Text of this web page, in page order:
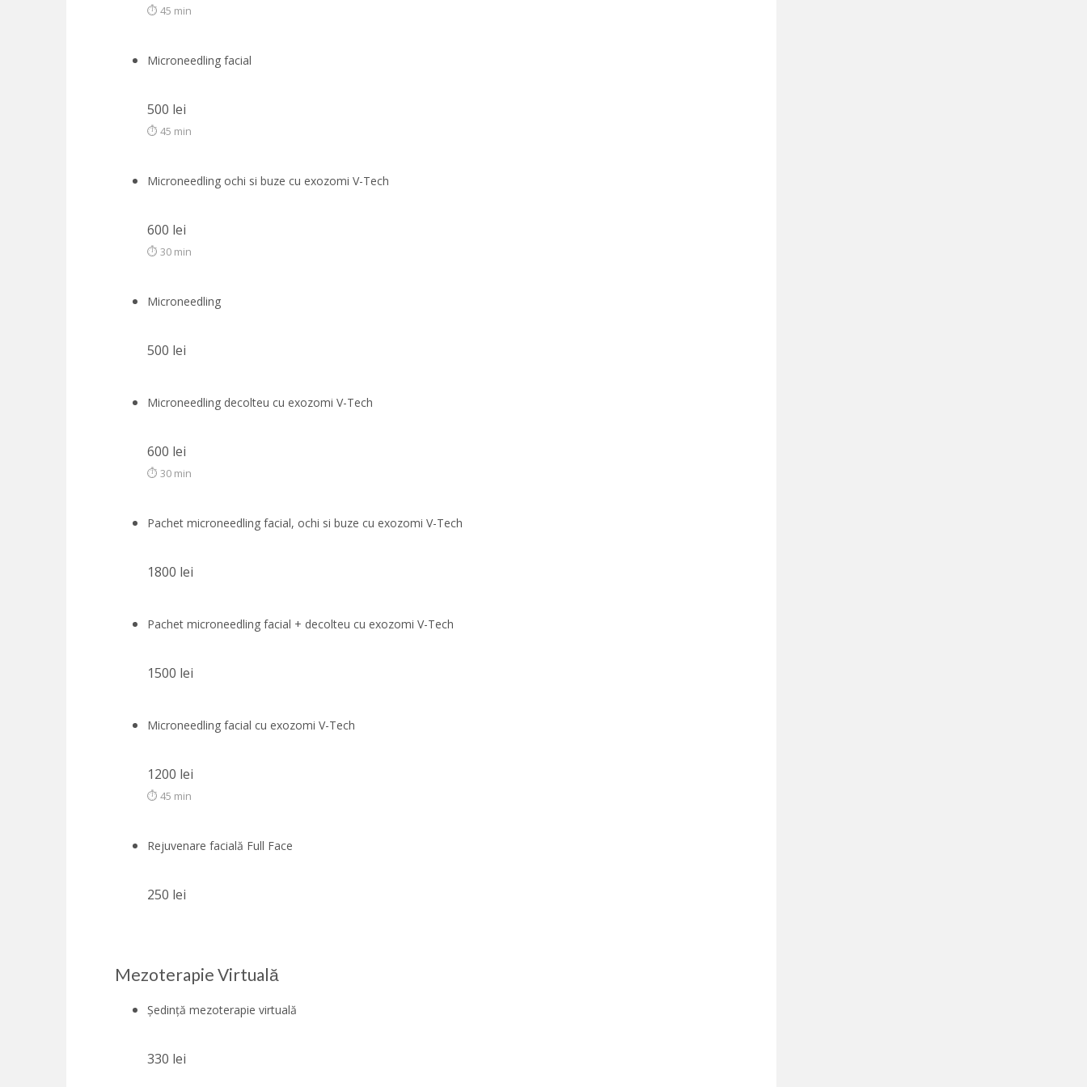
⏱ 45 min
Microneedling facial
500 lei
⏱ 45 min
Microneedling ochi si buze cu exozomi V-Tech
600 lei
⏱ 30 min
Microneedling
500 lei
Microneedling decolteu cu exozomi V-Tech
600 lei
⏱ 30 min
Pachet microneedling facial, ochi si buze cu exozomi V-Tech
1800 lei
Pachet microneedling facial + decolteu cu exozomi V-Tech
1500 lei
Microneedling facial cu exozomi V-Tech
1200 lei
⏱ 45 min
Rejuvenare facială Full Face
250 lei
Mezoterapie Virtuală
Ședință mezoterapie virtuală
330 lei